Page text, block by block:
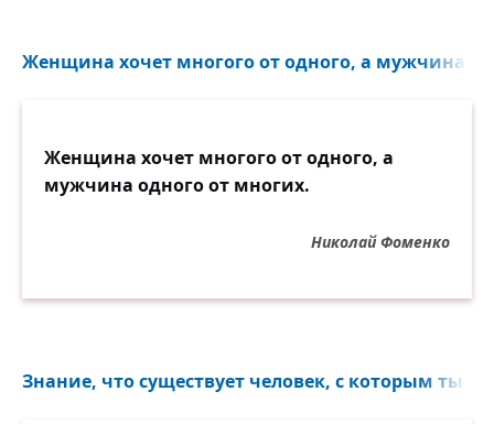
Женщина хочет многого от одного, а мужчина
Женщина хочет многого от одного, а
мужчина одного от многих.
Николай Фоменко
Знание, что существует человек, с которым ты